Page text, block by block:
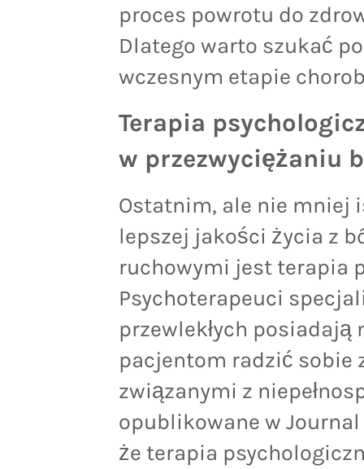
proces powrotu do
Dlatego warto szukać
wczesnym etapie
Terapia
w przezwyciężaniu
Ostatnim, ale nie mniej
lepszej jakości życia z
ruchowymi jest terapia
Psychoterapeuci
przewlekłych
pacjentom radzić
związanymi z
opublikowane w
że terapia